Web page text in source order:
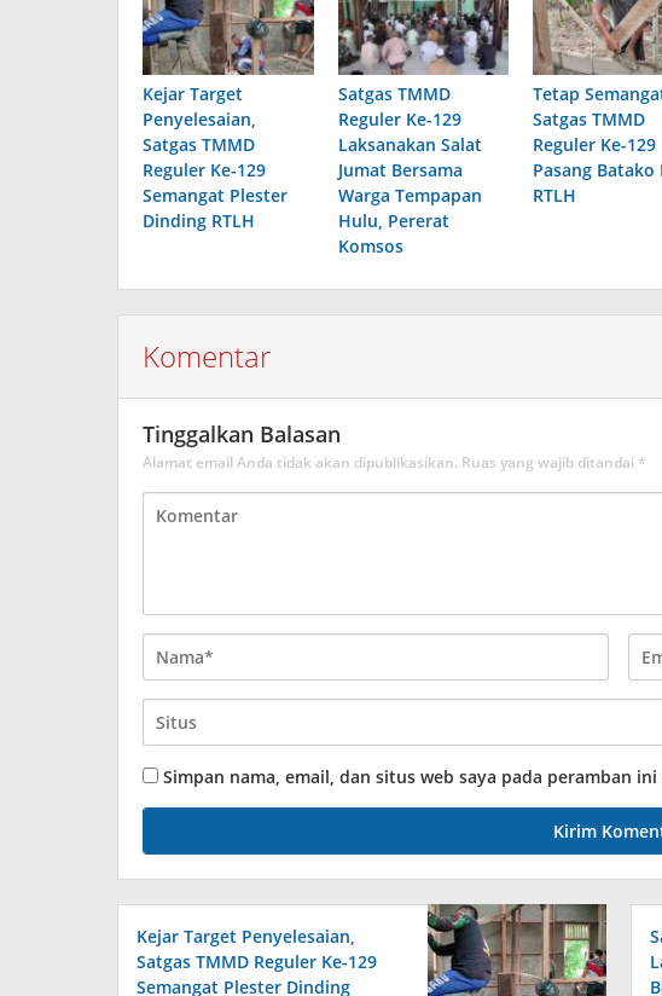
Kejar Target
Penyelesaian,
Satgas TMMD
Reguler Ke-129
Semangat Plester
Dinding RTLH
Satgas TMMD
Reguler Ke-129
Laksanakan Salat
Jumat Bersama
Warga Tempapan
Hulu, Pererat
Komsos
Tetap
Satgas TMMD
Reguler Ke-129
Pasang Batako
RTLH
Komentar
Tinggalkan Balasan
Alamat email Anda tidak akan dipublikasikan. Ruas yang wajib ditandai *
Simpan nama, email, dan situs web saya pada peramban
Kejar Target Penyelesaian,
Satgas TMMD Reguler Ke-129
Semangat Plester Dinding